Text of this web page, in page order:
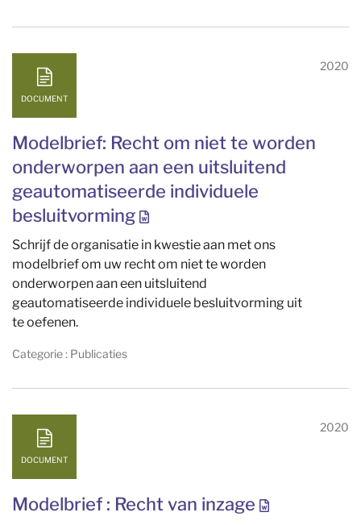
DOCUMENT
Modelbrief: Recht om niet te worden
onderworpen aan een uitsluitend
geautomatiseerde individuele
besluitvorming
2020
Schrijf de organisatie in kwestie aan met ons
modelbrief om uw recht om niet te worden
onderworpen aan een uitsluitend
geautomatiseerde individuele besluitvorming uit
te oefenen.
Categorie : Publicaties
DOCUMENT
Modelbrief : Recht van inzage
2020